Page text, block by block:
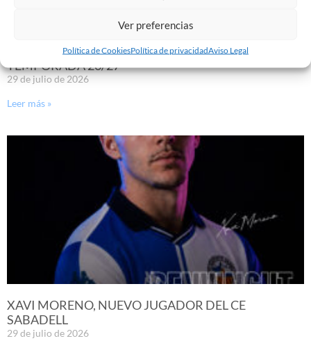
Ver preferencias
Política de CookiesPolítica de privacidadAviso Legal
YA DISPONIBLE LA PRIMERA EQUIPACIÓN DE LA
TEMPORADA 26/27
29 de julio de 2026
Leer más »
XAVI MORENO, NUEVO JUGADOR DEL CE
SABADELL
29 de julio de 2026